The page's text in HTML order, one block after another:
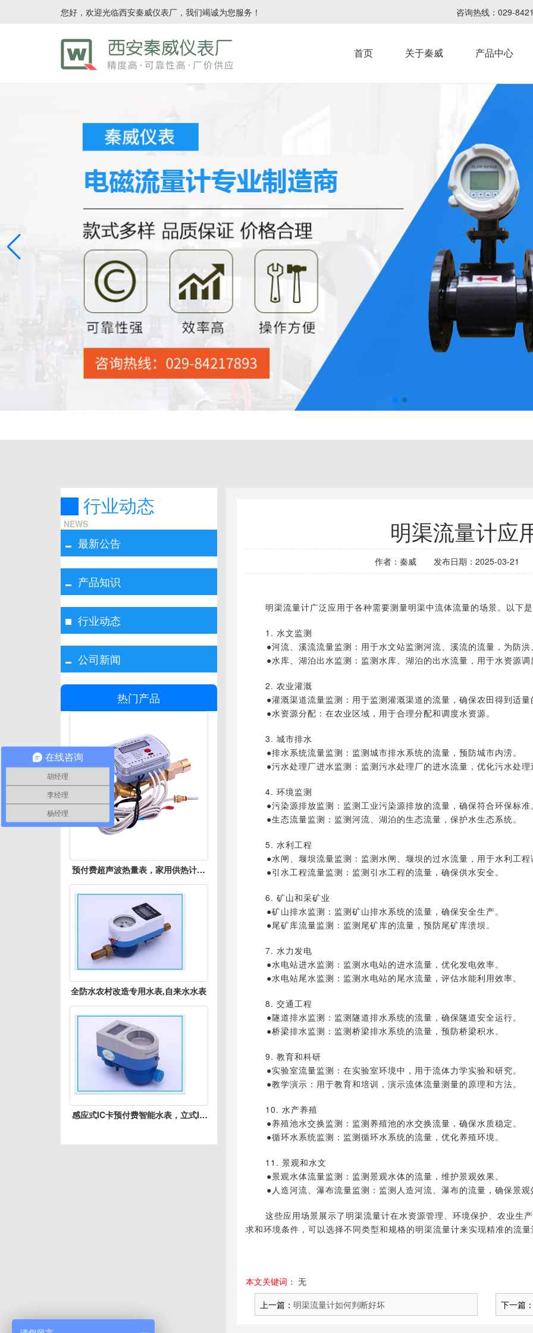
您好，欢迎光临西安秦威仪表厂，我们竭诚为您服务！ 咨询热线：029-
首页 关于秦威 产品中心
行业动态
NEWS
最新公告
产品知识
行业动态
公司新闻
热门产品
预付费超声波热量表，家用供热计量
全防水农村改造专用水表,自来水水表
感应式IC卡预付费智能水表，立式IC
明渠流量计应
作者：秦威 发布日期：2025-03-21
明渠流量计广泛应用于各种需要测量明渠中流体流量的场景。以下
1. 水文监测
●河流、溪流流量监测：用于水文站监测河流、溪流的流量，为防洪
●水库、湖泊出水监测：监测水库、湖泊的出水流量，用于水资源调
2. 农业灌溉
●灌溉渠道流量监测：用于监测灌溉渠道的流量，确保农田得到适量
●水资源分配：在农业区域，用于合理分配和调度水资源。
3. 城市排水
●排水系统流量监测：监测城市排水系统的流量，预防城市内涝。
●污水处理厂进水监测：监测污水处理厂的进水流量，优化污水处理
4. 环境监测
●污染源排放监测：监测工业污染源排放的流量，确保符合环保标准
●生态流量监测：监测河流、湖泊的生态流量，保护水生态系统。
5. 水利工程
●水闸、堰坝流量监测：监测水闸、堰坝的过水流量，用于水利工程
●引水工程流量监测：监测引水工程的流量，确保供水安全。
6. 矿山和采矿业
●矿山排水监测：监测矿山排水系统的流量，确保安全生产。
●尾矿库流量监测：监测尾矿库的流量，预防尾矿库溃坝。
7. 水力发电
●水电站进水监测：监测水电站的进水流量，优化发电效率。
●水电站尾水监测：监测水电站的尾水流量，评估水能利用效率。
8. 交通工程
●隧道排水监测：监测隧道排水系统的流量，确保隧道安全运行。
●桥梁排水监测：监测桥梁排水系统的流量，预防桥梁积水。
9. 教育和科研
●实验室流量监测：在实验室环境中，用于流体力学实验和研究。
●教学演示：用于教育和培训，演示流体流量测量的原理和方法。
10. 水产养殖
●养殖池水交换监测：监测养殖池的水交换流量，确保水质稳定。
●循环水系统监测：监测循环水系统的流量，优化养殖环境。
11. 景观和水文
●景观水体流量监测：监测景观水体的流量，维护景观效果。
●人造河流、瀑布流量监测：监测人造河流、瀑布的流量，确保景观
这些应用场景展示了明渠流量计在水资源管理、环境保护、农业生
求和环境条件，可以选择不同类型和规格的明渠流量计来实现精准的流
本文关键词： 无
上一篇： 明渠流量计如何判断好坏 下一篇
在线咨询
胡经理
李经理
杨经理